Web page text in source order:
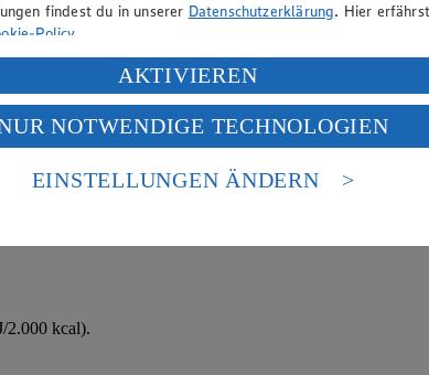
Müsli servieren.
2.000 kcal).
findest du in unserer Datenschutzerklärung. Hier
Policy.
Daten in den USA durch Facebook und
klickst, willigst du im Sinne des Art. 49 Abs. 1 Satz 1 lit.
in den USA verarbeitet werden. Der EuGH sieht die USA als
Standards nicht angemessenen Datenschutzniveau an. Es
durch US-amerikanische Behörden.
AKTIVIEREN
NOTWENDIGE TECHNOLOGIEN
EINSTELLUNGEN ÄNDERN